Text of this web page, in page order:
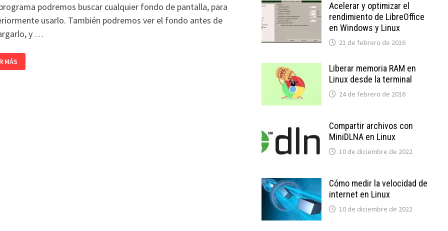
podremos buscar cualquier fondo de pantalla, para
usarlo. También podremos ver el fondo antes de
y …
MÁS
Acelerar y optimizar el
rendimiento de LibreOffice
en Windows y Linux
21 de febrero de 2016
Liberar memoria RAM en
Linux desde la terminal
24 de febrero de 2016
Compartir archivos con
MiniDLNA en Linux
10 de diciembre de 2022
Cómo medir la velocidad de
internet en Linux
10 de diciembre de 2022